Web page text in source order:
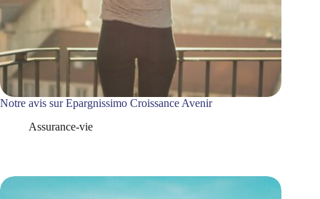
Notre avis sur Epargnissimo Croissance Avenir
Assurance-vie